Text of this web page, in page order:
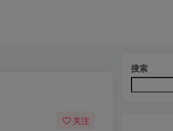
关注
搜索